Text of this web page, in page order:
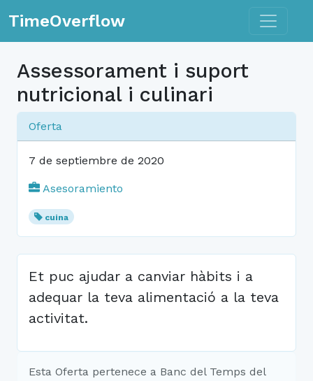
TimeOverflow Toggle
Assessorament i suport
nutricional i culinari
Oferta
7 de septiembre de 2020
Asesoramiento
cuina
Et puc ajudar a canviar hàbits i a
adequar la teva alimentació a la teva
activitat.
Esta Oferta pertenece a Banc del Temps del